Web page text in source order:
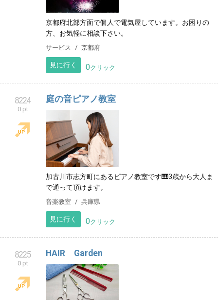
京都府北部方面で個人で電気屋しています。お困りの
方、お気軽に相談下さい。
サービス 京都府
見に行く 0クリック
8224
0 pt
庭の音ピアノ教室
加古川市志方町にあるピアノ教室です🎹3歳から大人ま
で通って頂けます。
音楽教室 兵庫県
見に行く 0クリック
8225
0 pt
HAIR Garden